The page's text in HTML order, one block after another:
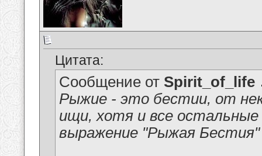
Цитата:
Сообщение от Spirit_of_life
Рыжие - это бестии, от
ищи, хотя и все
выражение "Рыжая Бестия"